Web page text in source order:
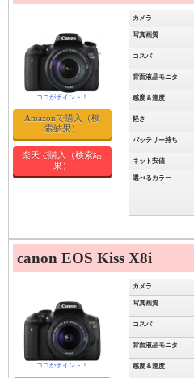
カメラ
写真画質
コスパ
背面液晶モニタ
感度＆速度
軽さ
バッテリー持ち
ネット安値
選べるカラー
Amazonで購入（検
索結果）
楽天で購入（検索結
果）
canon EOS Kiss X8i
カメラ
写真画質
コスパ
背面液晶モニタ
感度＆速度